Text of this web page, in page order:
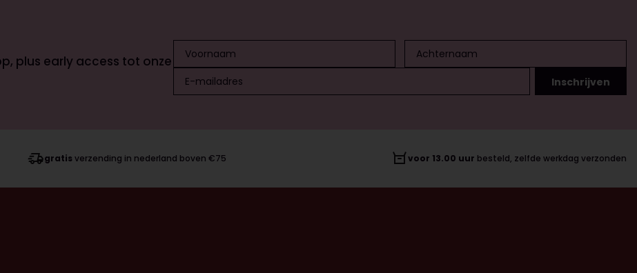
plus early access tot onze
gratis verzending in nederland boven €75 voor 13.00 uur besteld, zelfde werkdag verzonden